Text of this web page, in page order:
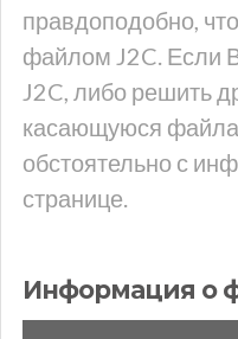
правдоподобно,
файлом J2C. Если
J2C, либо решить
касающуюся файла
обстоятельно с
странице.
Информация о